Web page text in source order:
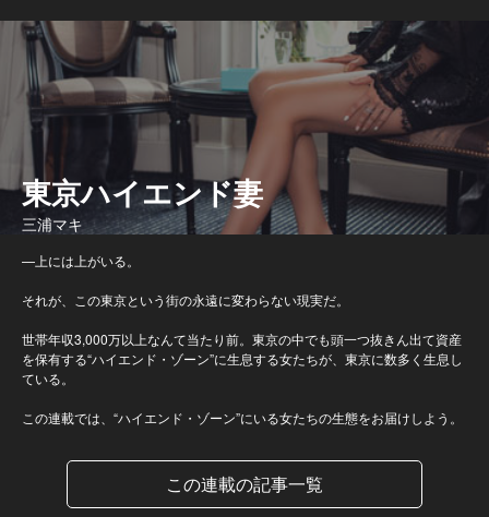
東京ハイエンド妻
三浦マキ
—上には上がいる。
それが、この東京という街の永遠に変わらない現実だ。
世帯年収3,000万以上なんて当たり前。東京の中でも頭一つ抜きん出て資産
を保有する“ハイエンド・ゾーン”に生息する女たちが、東京に数多く生息し
ている。
この連載では、“ハイエンド・ゾーン”にいる女たちの生態をお届けしよう。
この連載の記事一覧